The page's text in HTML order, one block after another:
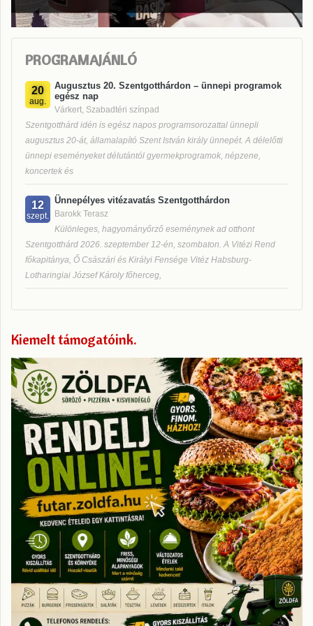
PROGRAMAJÁNLÓ
20
aug.
Augusztus 20. Szentgotthárdon – ünnepi programok
egész nap
Várkert, Szabadtéri színpad
Szentgotthárd idén is egész napos programsorozattal ünnepli
augusztus 20-át, államalapító Szent István király ünnepét. A délelőtti
ünnepi eseményeket délutántól gyermekprogramok, népzene,
koncertek és
12
szept.
Ünnepélyes vitézavatás Szentgotthárdon
Barokk Terasz
Különleges, hagyományőrző eseménynek ad otthont
Szentgotthárd 2026. szeptember 12-én, szombaton. A Vitézi Rend
főkapitánya, Ő Császári és Királyi Fensége Vitéz Habsburg-
Lotharingiai József Károly főherceg,
Kiemelt támogatóink